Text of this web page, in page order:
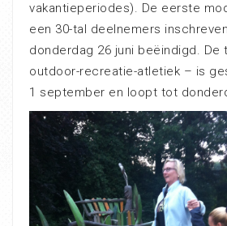
vakantieperiodes). De eerste
een 30-tal deelnemers
donderdag 26 juni beëindigd. De
outdoor-recreatie-atletiek – is
1 september en loopt tot